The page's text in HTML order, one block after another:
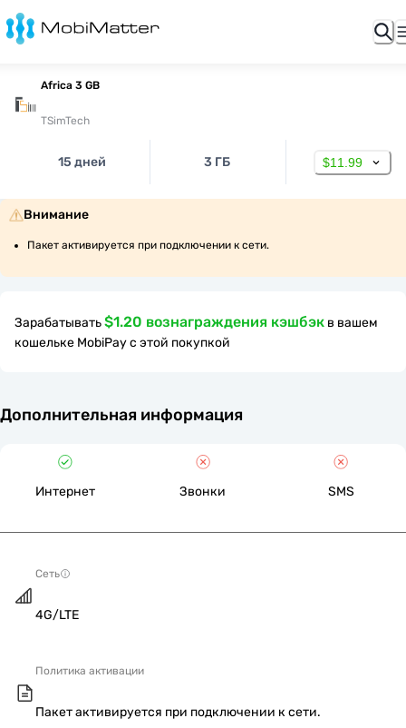
Africa 3 GB
TSimTech
15 дней 3 ГБ $11.99
Внимание
Пакет активируется при подключении к сети.
Зарабатывать$1.20 вознаграждения кэшбэк в вашем
кошельке MobiPay с этой покупкой
Дополнительная информация
Интернет Звонки SMS
Сеть
4G/LTE
Политика активации
Пакет активируется при подключении к сети.